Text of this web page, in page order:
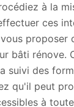
à la
ces
proposer
bâti rénove.
suivi des
qu'il peut
à